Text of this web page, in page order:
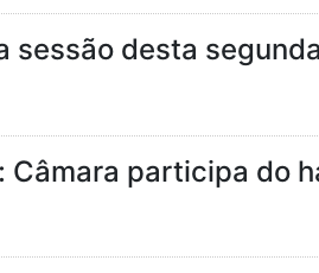
sessão desta
Câmara participa do